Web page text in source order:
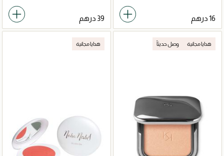
هدايا مجانية وصل حديثاً هدايا مجانية